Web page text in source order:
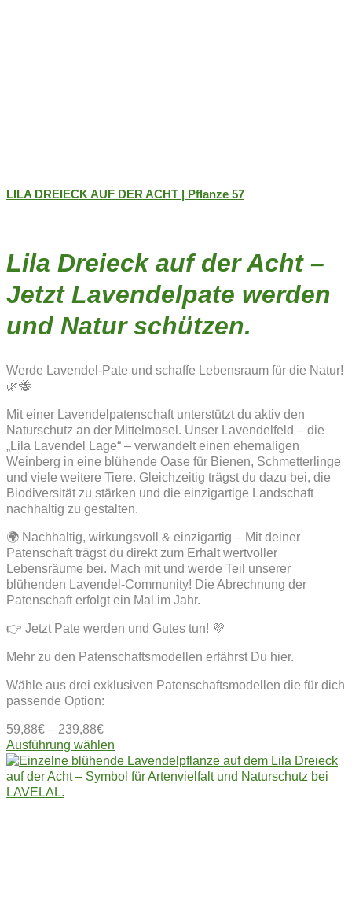
LILA DREIECK AUF DER ACHT | Pflanze 57
Lila Dreieck auf der Acht –
Jetzt Lavendelpate werden
und Natur schützen.
Werde Lavendel-Pate und schaffe Lebensraum für die Natur!
🌿🐝
Mit einer Lavendelpatenschaft unterstützt du aktiv den
Naturschutz an der Mittelmosel. Unser Lavendelfeld – die
„Lila Lavendel Lage“ – verwandelt einen ehemaligen
Weinberg in eine blühende Oase für Bienen, Schmetterlinge
und viele weitere Tiere. Gleichzeitig trägst du dazu bei, die
Biodiversität zu stärken und die einzigartige Landschaft
nachhaltig zu gestalten.
🌍 Nachhaltig, wirkungsvoll & einzigartig – Mit deiner
Patenschaft trägst du direkt zum Erhalt wertvoller
Lebensräume bei. Mach mit und werde Teil unserer
blühenden Lavendel-Community! Die Abrechnung der
Patenschaft erfolgt ein Mal im Jahr.
👉 Jetzt Pate werden und Gutes tun! 💜
Mehr zu den Patenschaftsmodellen erfährst Du hier.
Wähle aus drei exklusiven Patenschaftsmodellen die für dich
passende Option:
59,88€ – 239,88€
Ausführung wählen
Produkt
weist